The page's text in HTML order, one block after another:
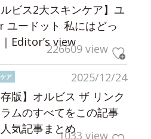
ルビス2大スキンケア】ユ
ユードット 私にはどっ
Editor’s view226609 view
2025/12/24
ア
存版】オルビス ザ リンク
ムのすべてをこの記事
気記事まとめ1033 view